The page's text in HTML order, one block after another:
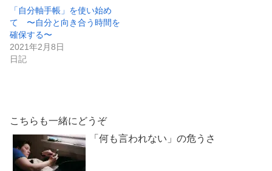
「自分軸手帳」を使い始め
て 〜自分と向き合う時間を
確保する〜
2021年2月8日
日記
こちらも一緒にどうぞ
「何も言われない」の危うさ